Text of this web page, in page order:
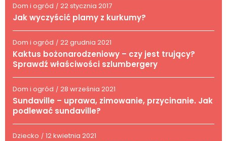
Dom i ogród / 22 stycznia 2017
Jak wyczyścić plamy z kurkumy?
Dom i ogród / 22 grudnia 2021
Kaktus bożonarodzeniowy – czy jest trujący?
Sprawdź właściwości szlumbergery
Dom i ogród / 28 września 2021
Sundaville – uprawa, zimowanie, przycinanie. Jak
podlewać sundaville?
Dziecko / 12 kwietnia 2021